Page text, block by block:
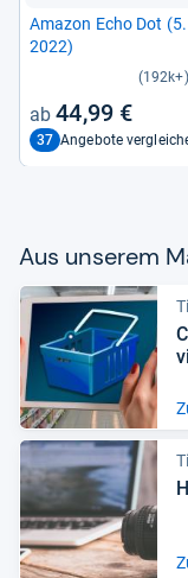
Ama­zon Echo Dot (5.
2022)
(192k+)
44,99 €
37 Angebote
Aus unse­rem